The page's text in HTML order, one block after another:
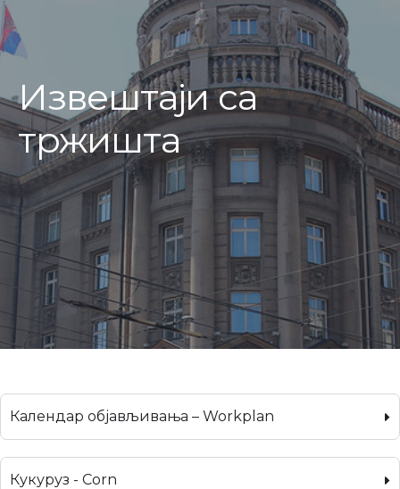
Извештаји са
тржишта
Календар објављивања – Workplan
Кукуруз - Corn